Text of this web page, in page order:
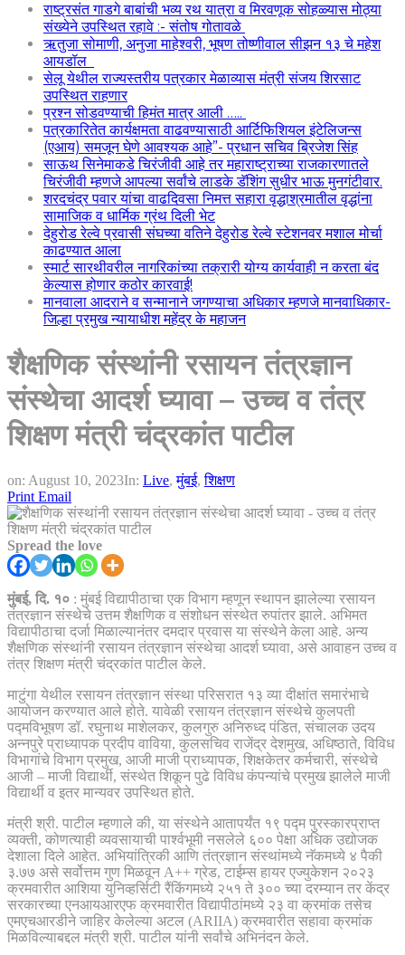
राष्ट्रसंत गाडगे बाबांची भव्य रथ यात्रा व मिरवणूक सोहळ्यास मोठ्या
संख्येने उपस्थित रहावे :- संतोष गोतावळे
ऋतुजा सोमाणी, अनुजा माहेश्वरी, भूषण तोष्णीवाल सीझन १३ चे महेश
आयडॉल
सेलू येथील राज्यस्तरीय पत्रकार मेळाव्यास मंत्री संजय शिरसाट
उपस्थित राहणार
प्रश्न सोडवण्याची हिमंत मात्र आली …..
पत्रकारितेत कार्यक्षमता वाढवण्यासाठी आर्टिफिशियल इंटेलिजन्स
(एआय) समजून घेणे आवश्यक आहे”- प्रधान सचिव ब्रिजेश सिंह
साऊथ सिनेमाकडे चिरंजीवी आहे तर महाराष्ट्राच्या राजकारणातले
चिरंजीवी म्हणजे आपल्या सर्वांचे लाडके डॅशिंग सुधीर भाऊ मुनगंटीवार.
शरदचंद्र पवार यांचा वाढदिवसा निमत्त सहारा वृद्धाश्रमातील वृद्धांना
सामाजिक व धार्मिक ग्रंथ दिली भेट
देहुरोड रेल्वे प्रवासी संघच्या वतिने देहुरोड रेल्वे स्टेशनवर मशाल मोर्चा
काढण्यात आला
स्मार्ट सारथीवरील नागरिकांच्या तक्रारी योग्य कार्यवाही न करता बंद
केल्यास होणार कठोर कारवाई!
मानवाला आदराने व सन्मानाने जगण्याचा अधिकार म्हणजे मानवाधिकार-
जिल्हा प्रमुख न्यायाधीश महेंद्र के महाजन
शैक्षणिक संस्थांनी रसायन तंत्रज्ञान
संस्थेचा आदर्श घ्यावा – उच्च व तंत्र
शिक्षण मंत्री चंद्रकांत पाटील
on: August 10, 2023In: Live,मुंबई,शिक्षण
Print Email
Spread the love
मुंबई, दि. १० : मुंबई विद्यापीठाचा एक विभाग म्हणून स्थापन झालेल्या रसायन
तंत्रज्ञान संस्थेचे उत्तम शैक्षणिक व संशोधन संस्थेत रुपांतर झाले. अभिमत
विद्यापीठाचा दर्जा मिळाल्यानंतर दमदार प्रवास या संस्थेने केला आहे. अन्य
शैक्षणिक संस्थांनी रसायन तंत्रज्ञान संस्थेचा आदर्श घ्यावा, असे आवाहन उच्च व
तंत्र शिक्षण मंत्री चंद्रकांत पाटील केले.
माटुंगा येथील रसायन तंत्रज्ञान संस्था परिसरात १३ व्या दीक्षांत समारंभाचे
आयोजन करण्यात आले होते. यावेळी रसायन तंत्रज्ञान संस्थेचे कुलपती
पद्मविभूषण डॉ. रघुनाथ माशेलकर, कुलगुरु अनिरुध्द पंडित, संचालक उदय
अन्नपुरे प्राध्यापक प्रदीप वाविया, कुलसचिव राजेंद्र देशमुख, अधिष्ठाते, विविध
विभागांचे विभाग प्रमुख, आजी माजी प्राध्यापक, शिक्षकेतर कर्मचारी, संस्थेचे
आजी – माजी विद्यार्थी, संस्थेत शिकून पुढे विविध कंपन्यांचे प्रमुख झालेले माजी
विद्यार्थी व इतर मान्यवर उपस्थित होते.
मंत्री श्री. पाटील म्हणाले की, या संस्थेने आतापर्यंत १९ पद्म पुरस्कारप्राप्त
व्यक्ती, कोणत्याही व्यवसायाची पार्श्वभूमी नसलेले ६०० पेक्षा अधिक उद्योजक
देशाला दिले आहेत. अभियांत्रिकी आणि तंत्रज्ञान संस्थांमध्ये नॅकमध्ये ४ पैकी
३.७७ असे सर्वोत्तम गुण मिळवून A++ ग्रेड, टाईम्स हायर एज्युकेशन २०२३
क्रमवारीत आशिया युनिव्हर्सिटी रैंकिंगमध्ये २५१ ते ३०० च्या दरम्यान तर केंद्र
सरकारच्या एनआयआरएफ क्रमवारीत विद्यापीठांमध्ये २३ वा क्रमांक तसेच
एमएचआरडीने जाहिर केलेल्या अटल (ARIIA) क्रमवारीत सहावा क्रमांक
मिळविल्याबद्दल मंत्री श्री. पाटील यांनी सर्वांचे अभिनंदन केले.